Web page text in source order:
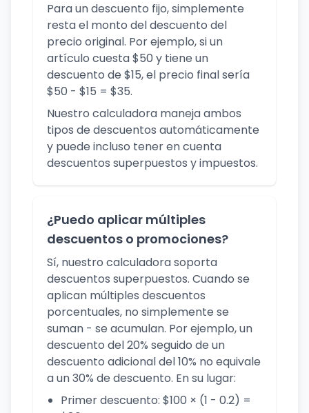
Para un descuento fijo, simplemente
resta el monto del descuento del
precio original. Por ejemplo, si un
artículo cuesta $50 y tiene un
descuento de $15, el precio final sería
$50 - $15 = $35.
Nuestro calculadora maneja ambos
tipos de descuentos automáticamente
y puede incluso tener en cuenta
descuentos superpuestos y impuestos.
¿Puedo aplicar múltiples
descuentos o promociones?
Sí, nuestro calculadora soporta
descuentos superpuestos. Cuando se
aplican múltiples descuentos
porcentuales, no simplemente se
suman - se acumulan. Por ejemplo, un
descuento del 20% seguido de un
descuento adicional del 10% no equivale
a un 30% de descuento. En su lugar:
Primer descuento: $100 × (1 - 0.2) =